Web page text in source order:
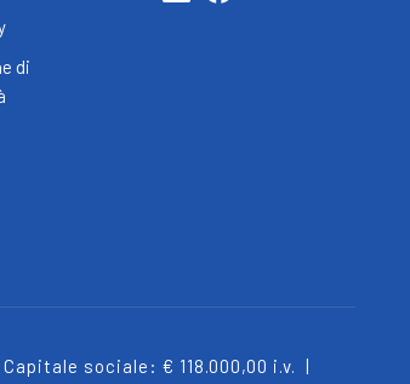
di
Capitale sociale: € 118.000,00 i.v. |